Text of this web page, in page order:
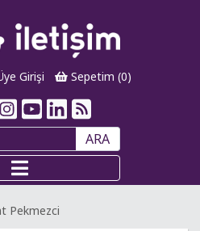
Girişi Sepetim (0)
ARA
Pekmezci